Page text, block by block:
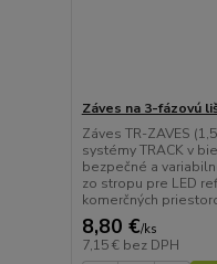
Záves na 3-fázovú
Záves TR-ZAVES
systémy TRACK v
bezpečné a
zo stropu pre LED
komerčných
8,80 €/ks
7,15 € bez DPH